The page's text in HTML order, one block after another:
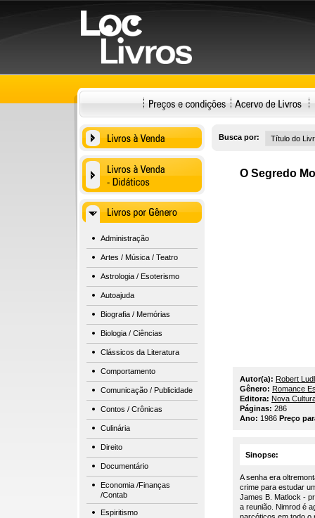
Administração
Artes / Música / Teatro
Astrologia / Esoterismo
Autoajuda
Biografia / Memórias
Biologia / Ciências
Clássicos da Literatura
Comportamento
Comunicação / Publicidade
Contos / Crônicas
Culinária
Direito
Documentário
Economia /Finanças
/Contab
Espiritismo
Busca por:
O Segredo
Autor(a): Robert
Gênero: Romance
Editora: Nova
Páginas: 286
Ano: 1986 Preço
Sinopse:
A senha era
crime para estudar
James B. Matlock -
a reunião. Nimrod é